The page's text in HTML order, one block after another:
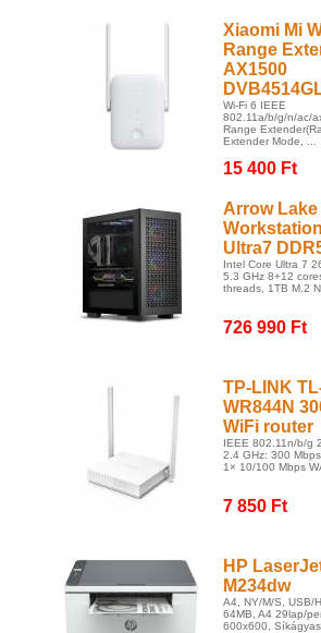
Xiaomi Mi
Range
AX1500
Wi-Fi 6 IEEE
802.11a/b/g/n/ac/
Range
Extender Mode, ...
15 400 Ft
Arrow Lake
Ultra7
Intel Core Ultra 7
5.3 GHz 8+12
threads, 1TB M.2
726 990 Ft
TP-LINK
WR844N
WiFi router
IEEE 802.11n/b/g
2.4 GHz: 300
1× 10/100 Mbps
7 850 Ft
HP
M234dw
A4, NY/M/S, USB/
64MB, A4 29lap/
600x600,